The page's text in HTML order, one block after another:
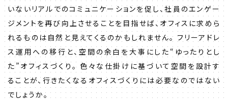
いないリアルでのコミュニケーションを促し、社員のエンゲー
ジメントを再び向上させることを目指せば、オフィスに求めら
れるものは自然と見えてくるのかもしれません。 フリーアドレ
ス運用への移行と、空間の余白を大事にした“ゆったりとし
た”オフィスづくり。 色々な仕掛けに基づいて空間を設計す
ることが、行きたくなるオフィスづくりには必要なのではない
でしょうか。